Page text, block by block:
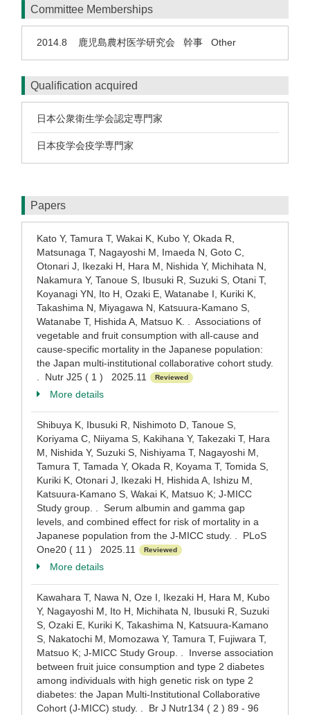
Committee Memberships
2014.8 鹿児島農村医学研究会 幹事 Other
Qualification acquired
日本公衆衛生学会認定専門家
日本疫学会疫学専門家
Papers
Kato Y, Tamura T, Wakai K, Kubo Y, Okada R,
Matsunaga T, Nagayoshi M, Imaeda N, Goto C,
Otonari J, Ikezaki H, Hara M, Nishida Y, Michihata N,
Nakamura Y, Tanoue S, Ibusuki R, Suzuki S, Otani T,
Koyanagi YN, Ito H, Ozaki E, Watanabe I, Kuriki K,
Takashima N, Miyagawa N, Katsuura-Kamano S,
Watanabe T, Hishida A, Matsuo K. . Associations of
vegetable and fruit consumption with all-cause and
cause-specific mortality in the Japanese population:
the Japan multi-institutional collaborative cohort study.
. Nutr J25 ( 1 ) 2025.11
Reviewed
More details
Shibuya K, Ibusuki R, Nishimoto D, Tanoue S,
Koriyama C, Niiyama S, Kakihana Y, Takezaki T, Hara
M, Nishida Y, Suzuki S, Nishiyama T, Nagayoshi M,
Tamura T, Tamada Y, Okada R, Koyama T, Tomida S,
Kuriki K, Otonari J, Ikezaki H, Hishida A, Ishizu M,
Katsuura-Kamano S, Wakai K, Matsuo K; J-MICC
Study group. . Serum albumin and gamma gap
levels, and combined effect for risk of mortality in a
Japanese population from the J-MICC study. . PLoS
One20 ( 11 ) 2025.11
Reviewed
More details
Kawahara T, Nawa N, Oze I, Ikezaki H, Hara M, Kubo
Y, Nagayoshi M, Ito H, Michihata N, Ibusuki R, Suzuki
S, Ozaki E, Kuriki K, Takashima N, Katsuura-Kamano
S, Nakatochi M, Momozawa Y, Tamura T, Fujiwara T,
Matsuo K; J-MICC Study Group. . Inverse association
between fruit juice consumption and type 2 diabetes
among individuals with high genetic risk on type 2
diabetes: the Japan Multi-Institutional Collaborative
Cohort (J-MICC) study. . Br J Nutr134 ( 2 ) 89 - 96